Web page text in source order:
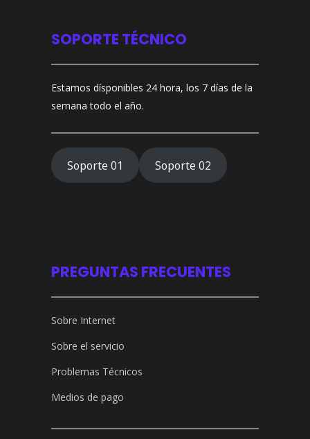
SOPORTE TÉCNICO
Estamos dísponibles 24 hora, los 7 días de la
semana todo el año.
Soporte 01 Soporte 02
PREGUNTAS FRECUENTES
Sobre Internet
Sobre el servicio
Problemas Técnicos
Medios de pago